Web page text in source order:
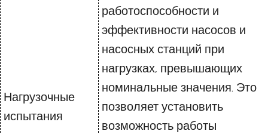
Нагрузочные
испытания
работоспособности и
эффективности насосов и
насосных станций при
нагрузках, превышающих
номинальные значения. Это
позволяет установить
возможность работы